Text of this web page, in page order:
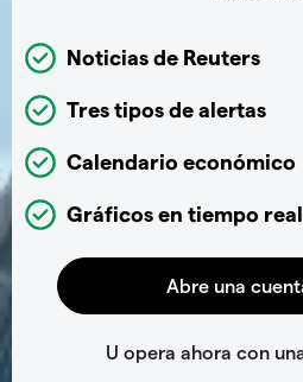
Noticias de Reuters
Tres tipos de alertas
Calendario económico
Gráficos en tiempo real